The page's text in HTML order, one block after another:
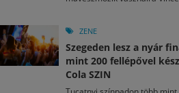
ZENE
Szegeden lesz a nyár
mint 200 fellépővel
Cola SZIN